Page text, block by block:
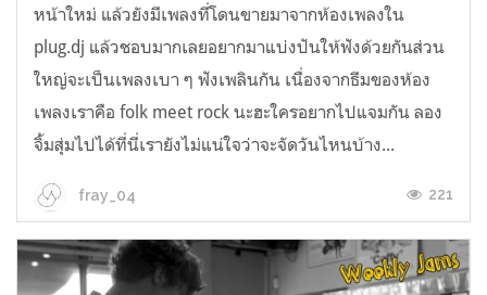
หน้าใหม่ แล้วยังมีเพลงที่โดนขายมาจากห้องเพลงใน
plug.dj แล้วชอบมากเลยอยากมาแบ่งปันให้ฟังด้วยกันส่วน
ใหญ่จะเป็นเพลงเบา ๆ ฟังเพลินกัน เนื่องจากธีมของห้อง
เพลงเราคือ folk meet rock นะฮะใครอยากไปแจมกัน ลอง
จิ้มสุ่มไปได้ที่นี่เรายังไม่แน่ใจว่าจะจัดวันไหนบ้าง...
fray_04 221